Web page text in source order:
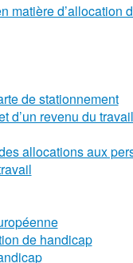
matière d’allocation
de stationnement
d’un revenu du travail
allocations aux
de handicap